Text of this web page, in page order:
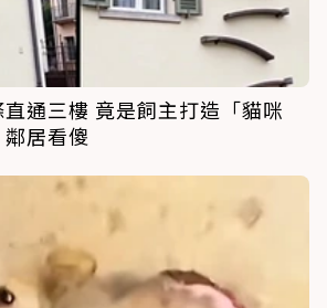
通三樓 竟是飼主打造「貓咪
居看傻